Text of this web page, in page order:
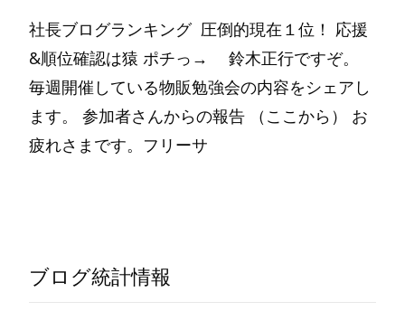
社長ブログランキング 圧倒的現在１位！ 応援
&順位確認は猿 ポチっ→ 鈴木正行ですぞ。
毎週開催している物販勉強会の内容をシェアし
ます。 参加者さんからの報告 （ここから） お
疲れさまです。フリーサ
ブログ統計情報